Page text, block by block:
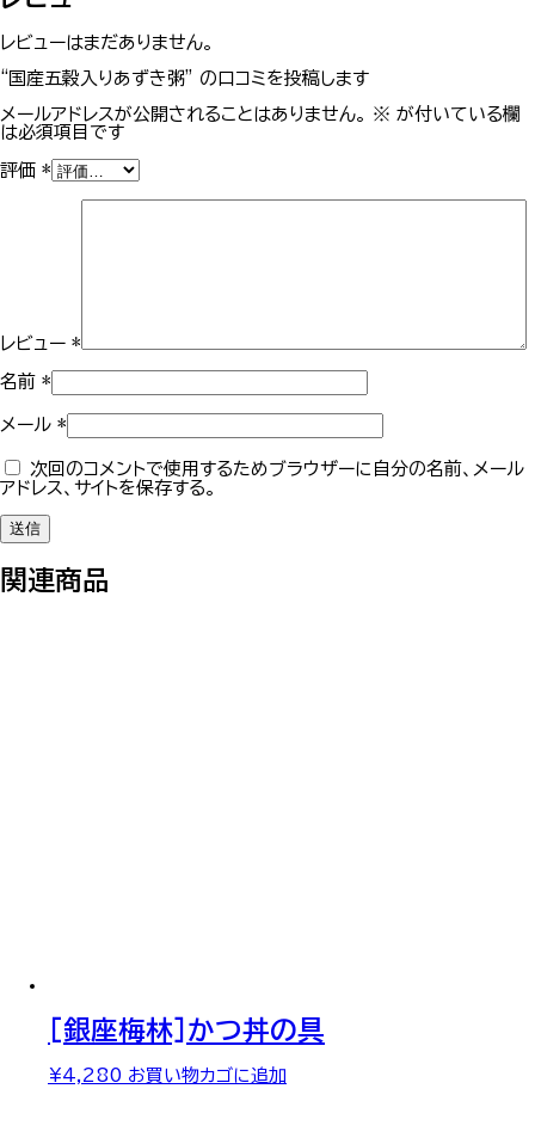
レビューはまだありません。
“国産五穀入りあずき粥” の口コミを投稿します
メールアドレスが公開されることはありません。 ※ が付いている欄
は必須項目です
評価 *
レビュー *
名前 *
メール *
次回のコメントで使用するためブラウザーに自分の名前、メール
アドレス、サイトを保存する。
関連商品
[銀座梅林]かつ丼の具
¥4,280 お買い物カゴに追加